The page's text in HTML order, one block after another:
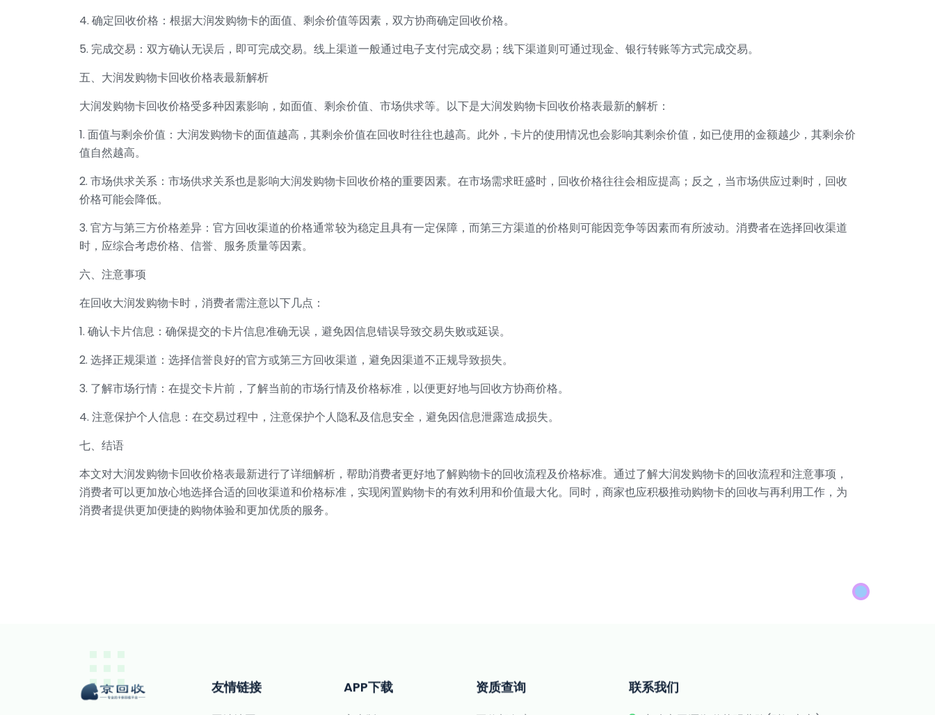
4. 确定回收价格：根据大润发购物卡的面值、剩余价值等因素，双方协商确定回收价格。
5. 完成交易：双方确认无误后，即可完成交易。线上渠道一般通过电子支付完成交易；线下渠道则可通过现金、银行转账等方式完成交易。
五、大润发购物卡回收价格表最新解析
大润发购物卡回收价格受多种因素影响，如面值、剩余价值、市场供求等。以下是大润发购物卡回收价格表最新的解析：
1. 面值与剩余价值：大润发购物卡的面值越高，其剩余价值在回收时往往也越高。此外，卡片的使用情况也会影响其剩余价值，如已使用的金额越少，其剩余价
值自然越高。
2. 市场供求关系：市场供求关系也是影响大润发购物卡回收价格的重要因素。在市场需求旺盛时，回收价格往往会相应提高；反之，当市场供应过剩时，回收
价格可能会降低。
3. 官方与第三方价格差异：官方回收渠道的价格通常较为稳定且具有一定保障，而第三方渠道的价格则可能因竞争等因素而有所波动。消费者在选择回收渠道
时，应综合考虑价格、信誉、服务质量等因素。
六、注意事项
在回收大润发购物卡时，消费者需注意以下几点：
1. 确认卡片信息：确保提交的卡片信息准确无误，避免因信息错误导致交易失败或延误。
2. 选择正规渠道：选择信誉良好的官方或第三方回收渠道，避免因渠道不正规导致损失。
3. 了解市场行情：在提交卡片前，了解当前的市场行情及价格标准，以便更好地与回收方协商价格。
4. 注意保护个人信息：在交易过程中，注意保护个人隐私及信息安全，避免因信息泄露造成损失。
七、结语
本文对大润发购物卡回收价格表最新进行了详细解析，帮助消费者更好地了解购物卡的回收流程及价格标准。通过了解大润发购物卡的回收流程和注意事项，
消费者可以更加放心地选择合适的回收渠道和价格标准，实现闲置购物卡的有效利用和价值最大化。同时，商家也应积极推动购物卡的回收与再利用工作，为
消费者提供更加便捷的购物体验和更加优质的服务。
友情链接 APP下载 资质查询 联系我们